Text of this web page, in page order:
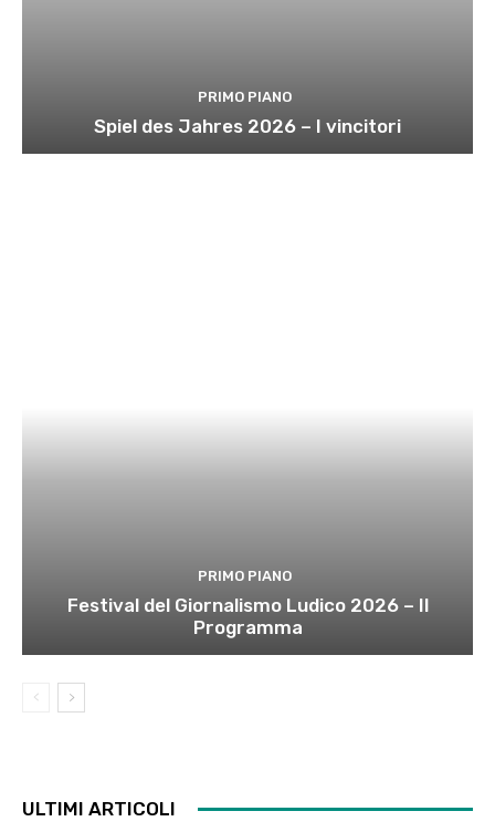
PRIMO PIANO
Spiel des Jahres 2026 – I vincitori
PRIMO PIANO
Festival del Giornalismo Ludico 2026 – Il
Programma
ULTIMI ARTICOLI